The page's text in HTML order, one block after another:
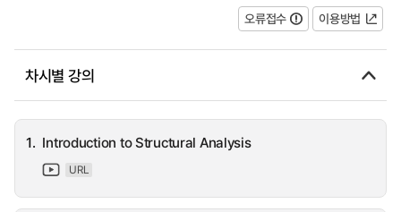
오류접수 이용방법
차시별 강의
1. Introduction to Structural Analysis
URL